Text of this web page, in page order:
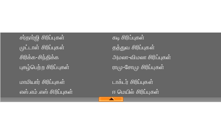
சர்தார்ஜி சிரிப்புகள்
முட்டாள் சிரிப்புகள்
கடி சிரிப்புகள்
தத்துவ சிரிப்புகள்
சிரிக்க-சிந்திக்க
புகழ்பெற்ற சிரிப்புகள்
அமலா-விமலா சிரிப்புகள்
ராமு-சோமு சிரிப்புகள்
மாமியார் சிரிப்புகள்
எஸ்.எம்.எஸ் சிரிப்புகள்
டாக்டர் சிரிப்புகள்
ஈ மெயில் சிரிப்புகள்